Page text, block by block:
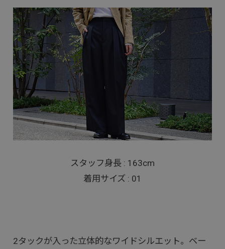
スタッフ身長 : 163cm
着用サイズ : 01
2タックが入った立体的なワイドシルエット。ベー